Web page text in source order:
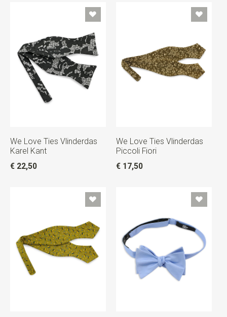
We Love Ties Vlinderdas
Karel Kant
€ 22,50
We Love Ties Vlinderdas
Piccoli Fiori
€ 17,50